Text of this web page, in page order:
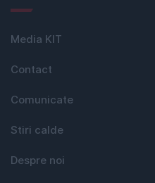
Media KIT
Contact
Comunicate
Stiri calde
Despre noi